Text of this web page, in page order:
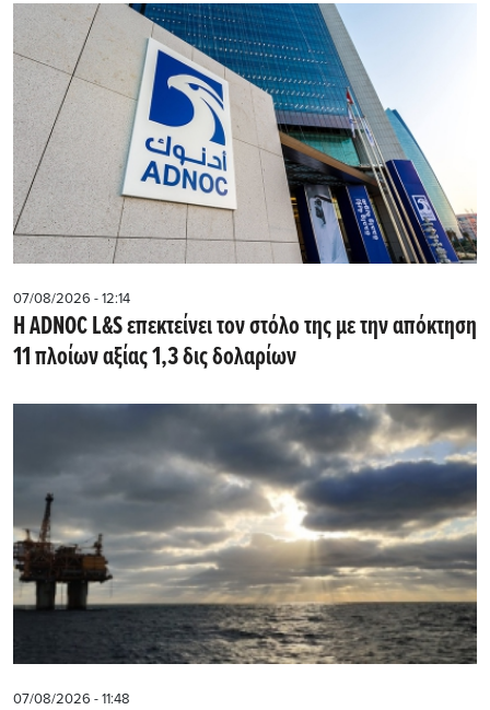
07/08/2026 - 12:14
Η ADNOC L&S επεκτείνει τον στόλο της με την απόκτηση
11 πλοίων αξίας 1,3 δις δολαρίων
07/08/2026 - 11:48